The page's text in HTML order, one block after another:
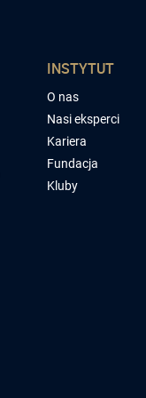
INSTYTUT
O nas
Nasi eksperci
Kariera
Fundacja
Kluby